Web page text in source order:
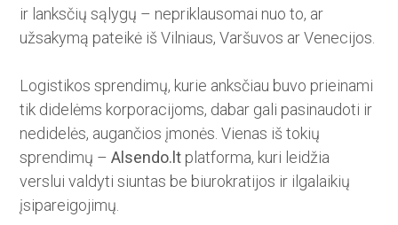
ir lanksčių sąlygų – nepriklausomai nuo to, ar
užsakymą pateikė iš Vilniaus, Varšuvos ar Venecijos.
Logistikos sprendimų, kurie anksčiau buvo prieinami
tik didelėms korporacijoms, dabar gali pasinaudoti ir
nedidelės, augančios įmonės. Vienas iš tokių
sprendimų –Alsendo.lt platforma, kuri leidžia
verslui valdyti siuntas be biurokratijos ir ilgalaikių
įsipareigojimų.